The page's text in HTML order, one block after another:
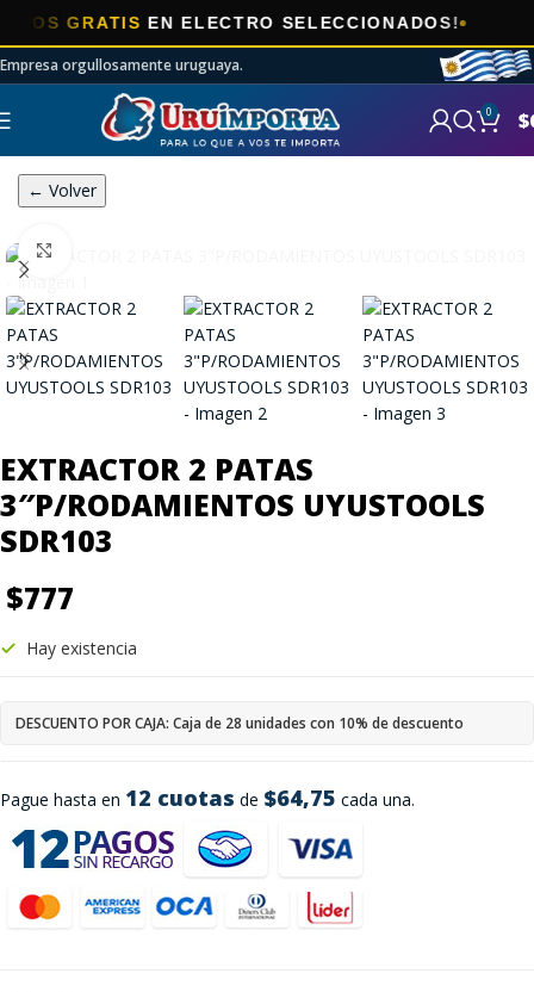
GRATISEN ELECTRO SELECCIONADOS!
Empresa orgullosamente uruguaya.
0 $
← Volver
EXTRACTOR 2 PATAS
3″P/RODAMIENTOS UYUSTOOLS
SDR103
$777
Pague hasta en 12 cuotas de $64,75 cada una.
Hay existencia
DESCUENTO POR CAJA: Caja de 28 unidades con 10% de descuento